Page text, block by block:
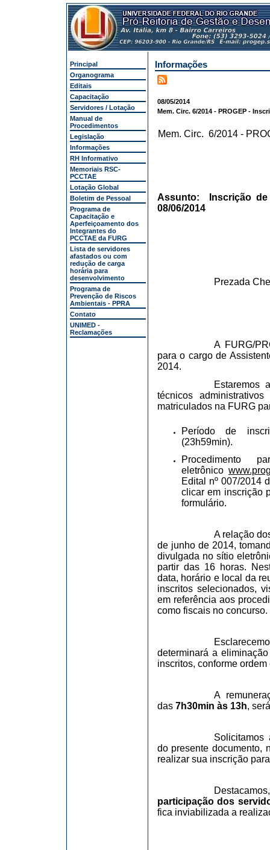
Principal
Organograma
Editais
Capacitação
Servidores / Lotação
Manual de
Procedimentos
Legislação
Informações
RH Informativo
Memoriais RSC-
PCCTAE
Lotação Global
Boletim de Pessoal
Programa de
Capacitação e
Aperfeiçoamento dos
Integrantes do
PCCTAE da FURG
Lista de servidores
afastados ou com
redução de carga
horária para
desenvolvimento
Programa de
Prevenção de Riscos
Ambientais - PPRA
Contato
UNIMED -
Reclamações
Informações
08/05/2014
Mem. Circ. 6/2014 - PROGEP -
Mem. Circ. 6/2014 -
Assunto: Inscrição
08/06/2014
Prezada
A FURG/
para o cargo de
2014.
Estaremos
técnicos
matriculados na FURG
Período de
(23h59min).
Procedimento
eletrônico
Edital nº 007/2014
clicar em inscrição
formulário.
A relação
de junho de 2014,
divulgada no sítio
partir das 16 horas.
data, horário e local da
inscritos selecionados,
em referência aos
como fiscais no concurso.
determinará a
inscritos, conforme
A
das 7h30min às 13h,
Solicitamos
do presente documento,
realizar sua inscrição
participação dos
fica inviabilizada a